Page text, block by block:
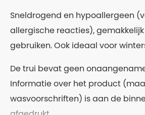
Sneldrogend en hypoallergeen
allergische reacties),
gebruiken. Ook ideaal voor
De trui bevat geen
Informatie over het product
wasvoorschriften) is aan de